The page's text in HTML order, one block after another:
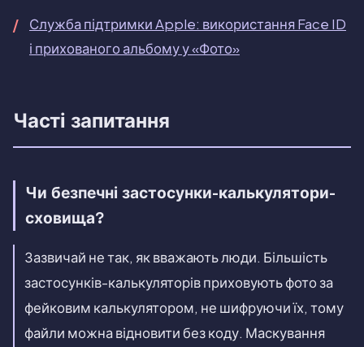
Служба підтримки Apple: використання Face ID
і прихованого альбому у «Фото»
Часті запитання
Чи безпечні застосунки-калькулятори-
сховища?
Зазвичай не так, як вважають люди. Більшість
застосунків-калькуляторів приховують фото за
фейковим калькулятором, не шифруючи їх, тому
файли можна відновити без коду. Маскування